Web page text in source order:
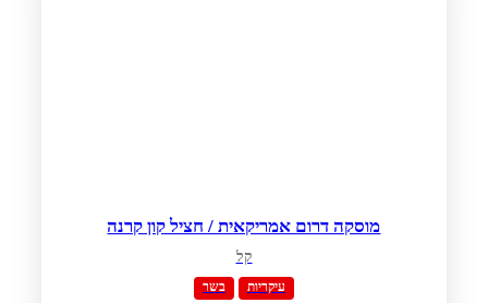
מוסקה דרום אמריקאית / חציל קון קרנה
קל
בשר עיקריות